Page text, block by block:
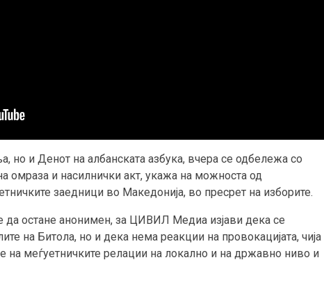
но и Денот на албанската азбука, вчера се одбележа со
омраза и насилнички акт, укажа на можноста од
заедници во Македонија, во пресрет на изборите.
да остане анонимен, за ЦИВИЛ Медиа изјави дека се
на Битола, но и дека нема реакции на провокацијата, чија
меѓуетничките релации на локално и на државно ниво и